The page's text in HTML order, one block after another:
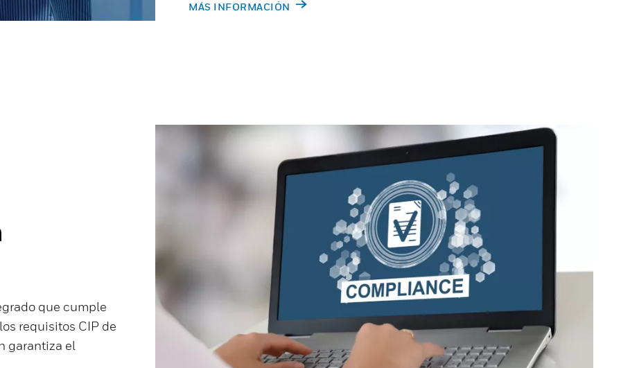
MÁS INFORMACIÓN
que cumple
requisitos CIP de
garantiza el